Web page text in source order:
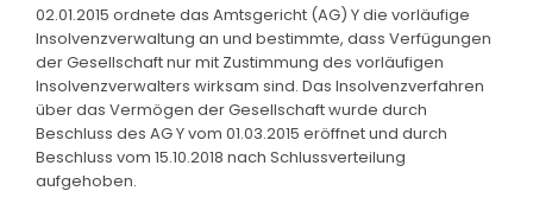
02.01.2015 ordnete das Amtsgericht (AG) Y die vorläufige
Insolvenzverwaltung an und bestimmte, dass Verfügungen
der Gesellschaft nur mit Zustimmung des vorläufigen
Insolvenzverwalters wirksam sind. Das Insolvenzverfahren
über das Vermögen der Gesellschaft wurde durch
Beschluss des AG Y vom 01.03.2015 eröffnet und durch
Beschluss vom 15.10.2018 nach Schlussverteilung
aufgehoben.